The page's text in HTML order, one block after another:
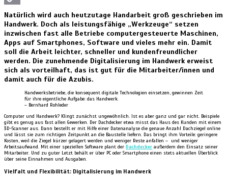
Copy
Natürlich wird auch heutzutage Handarbeit groß geschrieben im
Handwerk. Doch als leistungsfähige „Werkzeuge“ setzen
inzwischen fast alle Betriebe computergesteuerte Maschinen,
Apps auf Smartphones, Software und vieles mehr ein. Damit
soll die Arbeit leichter, schneller und kundenfreundlicher
werden. Die zunehmende Digitalisierung im Handwerk erweist
sich als vorteilhaft, das ist gut für die Mitarbeiter/innen und
damit auch für die Azubis.
Handwerksbetriebe, die konsequent digitale Technologien einsetzen, gewinnen Zeit
für ihre eigentliche Aufgabe: das Handwerk.
– Bernhard Rohleder
Computer und Handwerk? Klingt zunächst ungewöhnlich. Ist es aber ganz und gar nicht. Beispiele
gibt es genug aus fast allen Gewerken. Der Dachdecker etwa misst das Haus des Kunden mit einem
3D-Scanner aus. Dann bestellt er mit Hilfe einer Datenanalyse die genaue Anzahl Dachziegel online
und lässt sie zum richtigen Zeitpunkt an die Baustelle liefern. Das bringt ihm Vorteile: geringere
Kosten, weil die Ziegel kürzer gelagert werden und weniger Reste anfallen – und weniger
Arbeitsaufwand. Mit einer speziellen Software plant der Dachdecker außerdem den Einsatz seiner
Mitarbeiter. Und zu guter Letzt behält er über PC oder Smartphone einen stets aktuellen Überblick
über seine Einnahmen und Ausgaben.
Vielfalt und Flexibilität: Digitalisierung im Handwerk